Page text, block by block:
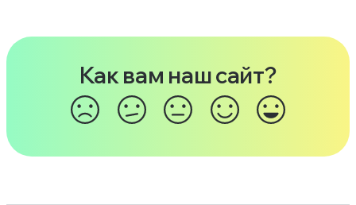
Как вам наш сайт?